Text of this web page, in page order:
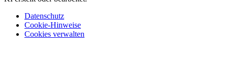
Datenschutz
Cookie-Hinweise
Cookies verwalten